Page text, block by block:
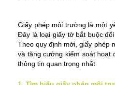
Giấy phép môi trường là một
Đây là loại giấy tờ bắt buộc
Theo quy định mới, giấy phép
và tăng cường kiểm soát hoạt
thông tin quan trọng nhất